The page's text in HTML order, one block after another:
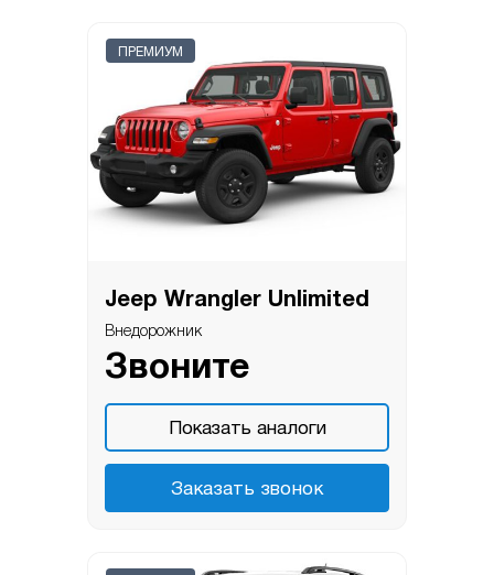
ПРЕМИУМ
Jeep Wrangler Unlimited
Внедорожник
Звоните
Показать аналоги
Заказать звонок